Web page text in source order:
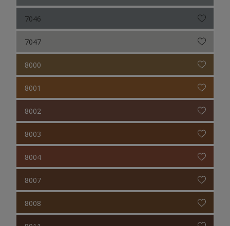
7046
7047
8000
8001
8002
8003
8004
8007
8008